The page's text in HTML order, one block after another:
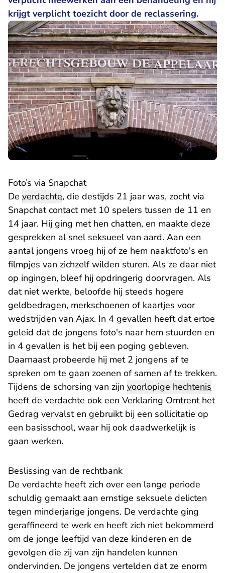
krijgt verplicht toezicht door de reclassering.
Foto’s via Snapchat
De verdachte, die destijds 21 jaar was, zocht via
Snapchat contact met 10 spelers tussen de 11 en
14 jaar. Hij ging met hen chatten, en maakte deze
gesprekken al snel seksueel van aard. Aan een
aantal jongens vroeg hij of ze hem naaktfoto's en
filmpjes van zichzelf wilden sturen. Als ze daar niet
op ingingen, bleef hij opdringerig doorvragen. Als
dat niet werkte, beloofde hij steeds hogere
geldbedragen, merkschoenen of kaartjes voor
wedstrijden van Ajax. In 4 gevallen heeft dat ertoe
geleid dat de jongens foto's naar hem stuurden en
in 4 gevallen is het bij een poging gebleven.
Daarnaast probeerde hij met 2 jongens af te
spreken om te gaan zoenen of samen af te trekken.
Tijdens de schorsing van zijn voorlopige hechtenis
heeft de verdachte ook een Verklaring Omtrent het
Gedrag vervalst en gebruikt bij een sollicitatie op
een basisschool, waar hij ook daadwerkelijk is
gaan werken.
Beslissing van de rechtbank
De verdachte heeft zich over een lange periode
schuldig gemaakt aan ernstige seksuele delicten
tegen minderjarige jongens. De verdachte ging
geraffineerd te werk en heeft zich niet bekommerd
om de jonge leeftijd van deze kinderen en de
gevolgen die zij van zijn handelen kunnen
ondervinden. De jongens vertelden dat ze enorm